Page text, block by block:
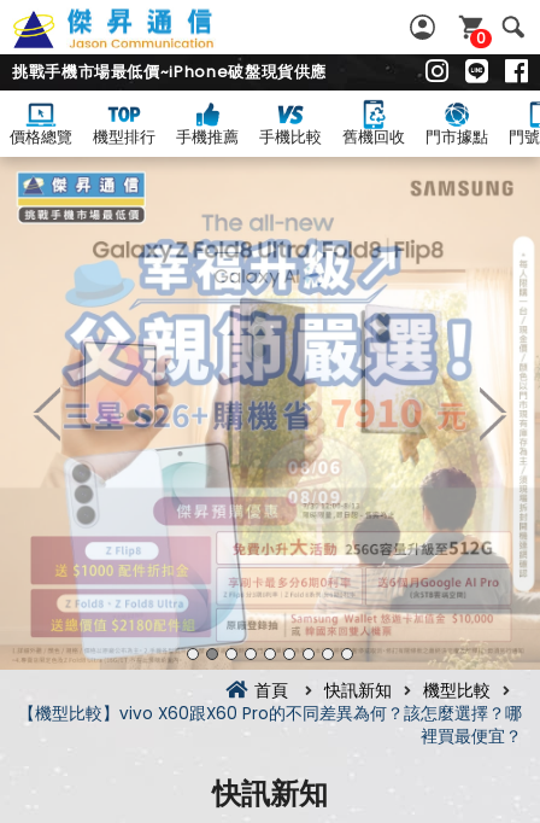
0
挑戰手機市場最低價~iPhone破盤現貨供應
價格總覽 機型排行 手機推薦 手機比較 舊機回收 門市據點 門
首頁 快訊新知
機型比較
【機型比較】vivo X60跟X60 Pro的不同差異為何？該怎麼選擇？哪
裡買最便宜？
快訊新知